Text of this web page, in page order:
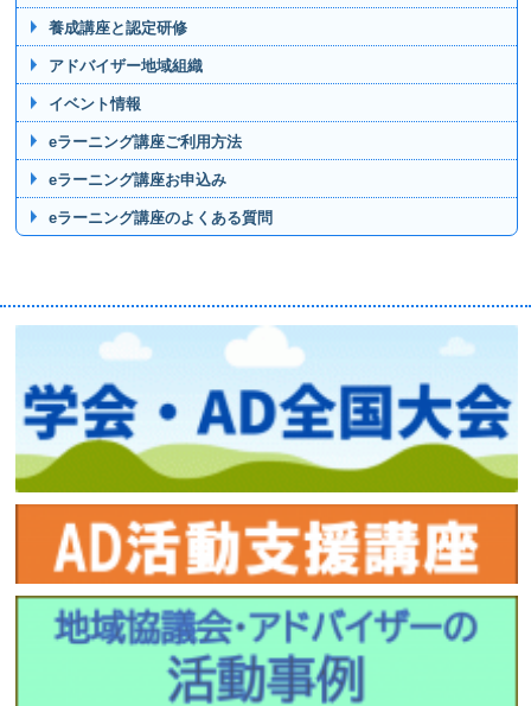
養成講座と認定研修
アドバイザー地域組織
イベント情報
eラーニング講座ご利用方法
eラーニング講座お申込み
eラーニング講座のよくある質問